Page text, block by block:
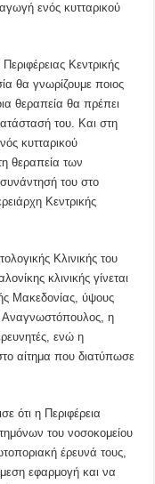
ενός κυτταρικού
Κεντρικής
θα γνωρίζουμε ποιος
θεραπεία θα πρέπει
του. Και στη
κυτταρικού
θεραπεία των
του στο
Κεντρικής
Κλινικής του
κλινικής γίνεται
Μακεδονίας, ύψους
η
ενώ η
αίτημα που διατύπωσε
ότι η Περιφέρεια
του νοσοκομείου
έρευνά τους,
εφαρμογή και να